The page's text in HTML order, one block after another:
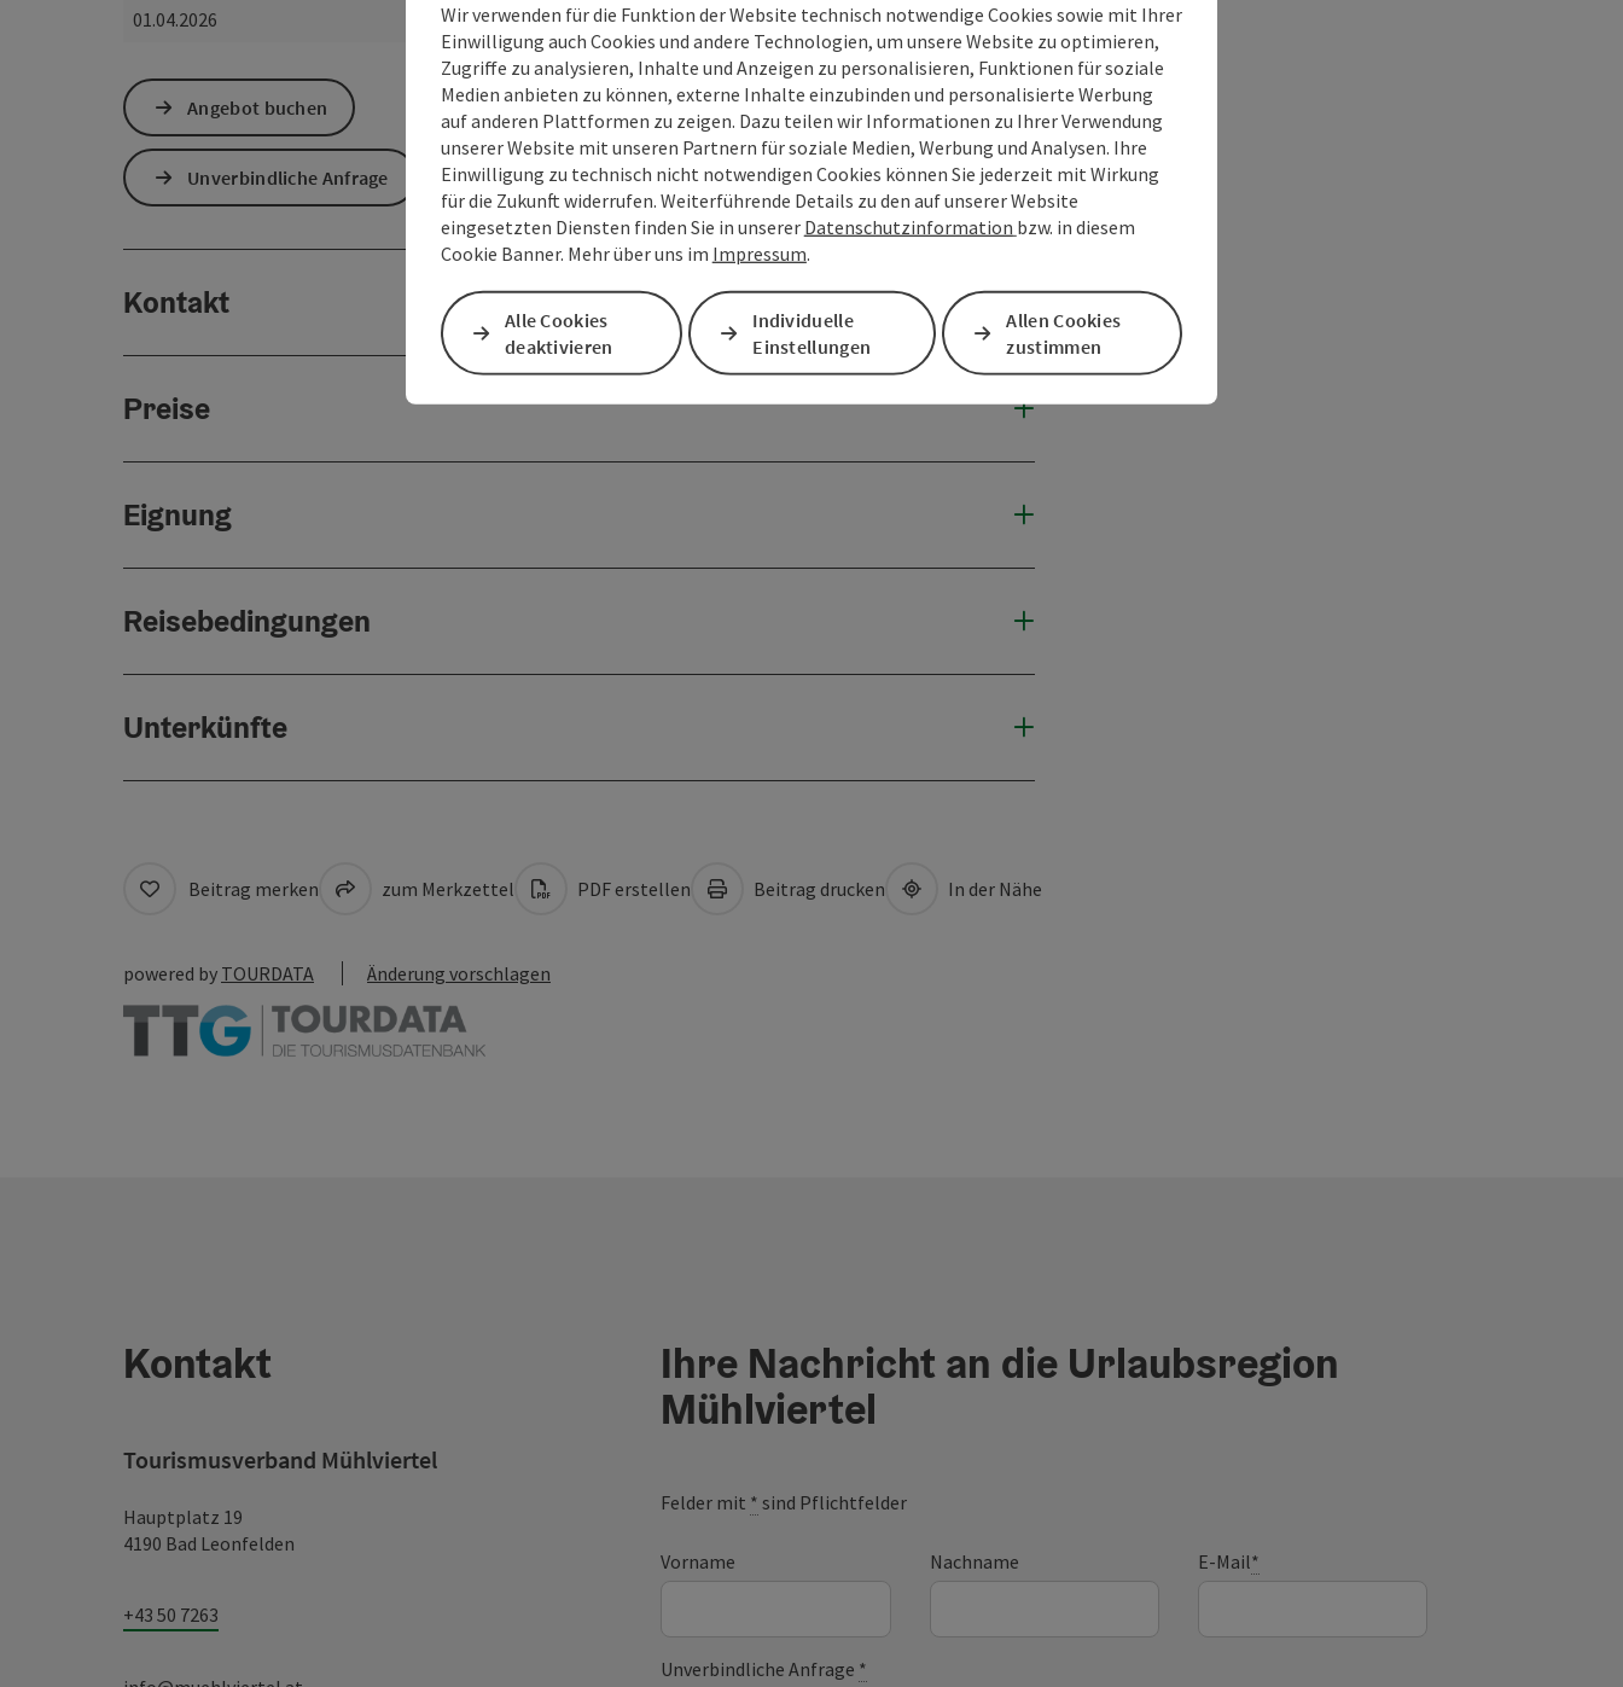
01.04.2026
30.11.2026
Angebot buchen
Unverbindliche Anfrage
Kontakt
Preise
Eignung
Reisebedingungen
Unterkünfte
Beitrag merken zum Merkzettel PDF erstellen Beitrag drucken In der Nähe
powered by TOURDATA Änderung vorschlagen
Kontakt
Tourismusverband Mühlviertel
Hauptplatz 19
4190 Bad Leonfelden
+43 50 7263
Ihre Nachricht an die Urlaubsregion
Mühlviertel
Felder mit * sind Pflichtfelder
Vorname Nachname E-Mail*
Unverbindliche Anfrage *
Wir verwenden für die Funktion der Website technisch notwendige Cookies sowie mit Ihrer
Einwilligung auch Cookies und andere Technologien, um unsere Website zu optimieren,
Zugriffe zu analysieren, Inhalte und Anzeigen zu personalisieren, Funktionen für soziale
Medien anbieten zu können, externe Inhalte einzubinden und personalisierte Werbung
auf anderen Plattformen zu zeigen. Dazu teilen wir Informationen zu Ihrer Verwendung
unserer Website mit unseren Partnern für soziale Medien, Werbung und Analysen. Ihre
Einwilligung zu technisch nicht notwendigen Cookies können Sie jederzeit mit Wirkung
für die Zukunft widerrufen. Weiterführende Details zu den auf unserer Website
eingesetzten Diensten finden Sie in unserer Datenschutzinformation bzw. in diesem
Cookie Banner. Mehr über uns im Impressum.
Alle Cookies
deaktivieren
Individuelle
Einstellungen
Allen Cookies
zustimmen